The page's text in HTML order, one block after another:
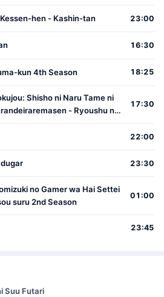
hen - Kashin-tan 23:00
16:30
kun 4th Season 18:25
Shisho ni Naru Tame ni
- Ryoushu no
17:30
22:00
23:30
no Gamer wa Hai Settei
suru 2nd Season
01:00
23:45
Suu Futari